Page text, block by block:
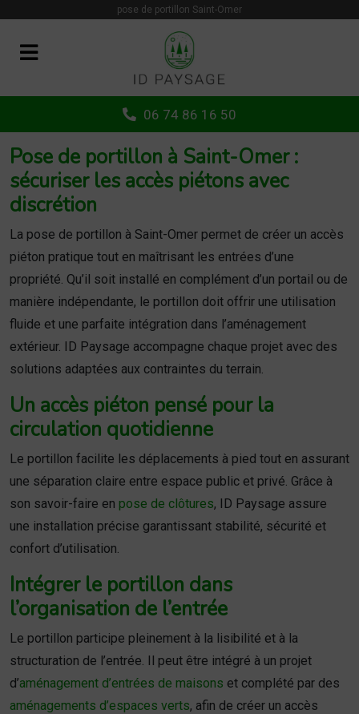
pose de portillon Saint-Omer
06 74 86 16 50
Pose de portillon à Saint-Omer :
sécuriser les accès piétons avec
discrétion
La pose de portillon à Saint-Omer permet de créer un accès
piéton pratique tout en maîtrisant les entrées d’une
propriété. Qu’il soit installé en complément d’un portail ou de
manière indépendante, le portillon doit offrir une utilisation
fluide et une parfaite intégration dans l’aménagement
extérieur. ID Paysage accompagne chaque projet avec des
solutions adaptées aux contraintes du terrain.
Un accès piéton pensé pour la
circulation quotidienne
Le portillon facilite les déplacements à pied tout en assurant
une séparation claire entre espace public et privé. Grâce à
son savoir-faire en pose de clôtures, ID Paysage assure
une installation précise garantissant stabilité, sécurité et
confort d’utilisation.
Intégrer le portillon dans
l’organisation de l’entrée
Le portillon participe pleinement à la lisibilité et à la
structuration de l’entrée. Il peut être intégré à un projet
d’aménagement d’entrées de maisons et complété par des
aménagements d’espaces verts, afin de créer un accès
Panneau de gestion des cookies